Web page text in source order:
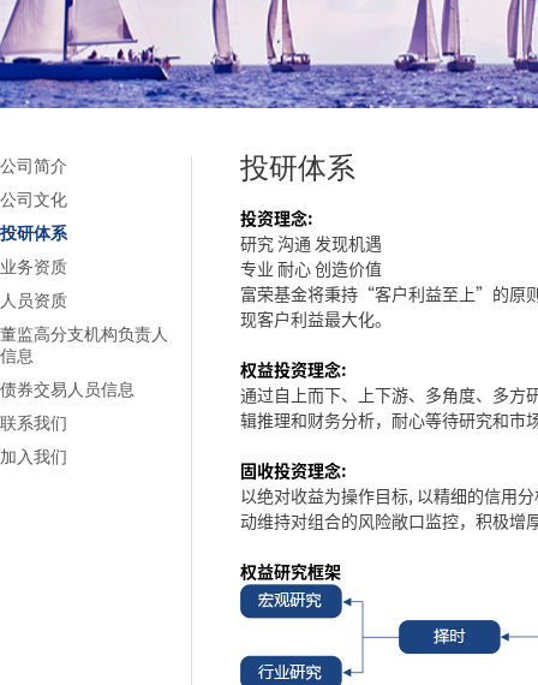
公司简介
公司文化
投研体系
业务资质
人员资质
董监高分支机构负责人
信息
债券交易人员信息
联系我们
加入我们
投研体系
投资理念:
研究 沟通 发现机遇
专业 耐心 创造价值
富荣基金将秉持“客户利益至上”的原
现客户利益最大化。
权益投资理念:
通过自上而下、上下游、多角度、多方
辑推理和财务分析，耐心等待研究和市
固收投资理念:
以绝对收益为操作目标, 以精细的信用
动维持对组合的风险敞口监控，积极增
权益研究框架